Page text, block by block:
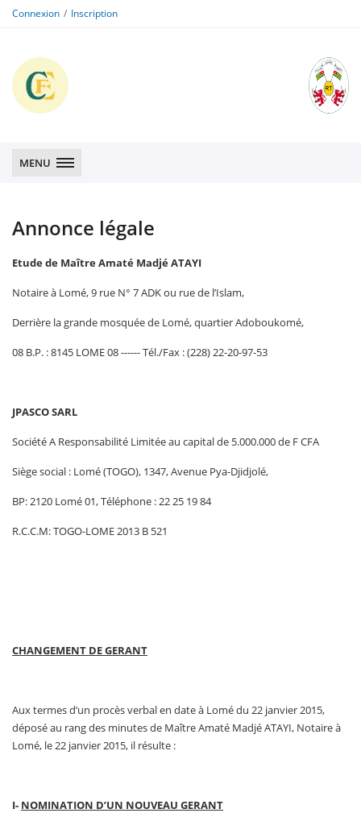
Connexion Inscription
MENU
Annonce légale
Etude de Maître Amaté Madjé ATAYI
Notaire à Lomé, 9 rue N° 7 ADK ou rue de l’Islam,
Derrière la grande mosquée de Lomé, quartier Adoboukomé,
08 B.P. : 8145 LOME 08 ------ Tél./Fax : (228) 22-20-97-53
JPASCO SARL
Société A Responsabilité Limitée au capital de 5.000.000 de F CFA
Siège social : Lomé (TOGO), 1347, Avenue Pya-Djidjolé,
BP: 2120 Lomé 01, Téléphone : 22 25 19 84
R.C.C.M: TOGO-LOME 2013 B 521
CHANGEMENT DE GERANT
Aux termes d’un procès verbal en date à Lomé du 22 janvier 2015,
déposé au rang des minutes de Maître Amaté Madjé ATAYI, Notaire à
Lomé, le 22 janvier 2015, il résulte :
I- NOMINATION D’UN NOUVEAU GERANT